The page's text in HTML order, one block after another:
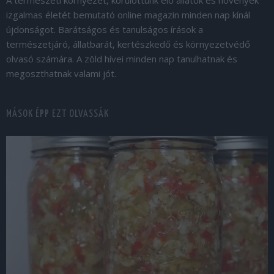
izgalmas életét bemutató online magazin minden nap kínál
újdonságot. Barátságos és tanulságos írások a
természetjáró, állatbarát, kertészkedő és környezetvédő
olvasó számára. A zöld hívei minden nap tanulhatnak és
megoszthatnak valami jót.
MÁSOK ÉPP EZT OLVASSÁK